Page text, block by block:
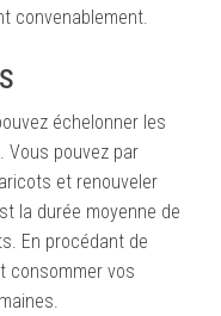
convenablement.
échelonner les
Vous pouvez par
et renouveler
la durée moyenne de
En procédant de
consommer vos